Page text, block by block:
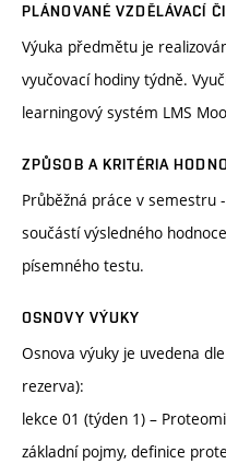
PLÁNOVANÉ VZDĚLÁVACÍ
Výuka předmětu je
vyučovací hodiny týdně.
learningový systém LMS
ZPŮSOB A KRITÉRIA
Průběžná práce v semestru
součástí výsledného
písemného testu.
OSNOVY VÝUKY
Osnova výuky je uvedena
rezerva):
lekce 01 (týden 1) –
základní pojmy, definice